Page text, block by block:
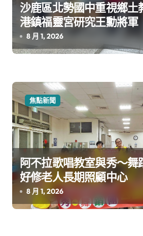
沙鹿區北勢國中重視鄉土教育
港鎮福靈宮研究王勳將軍
8 月 1, 2026
焦點新聞
阿不拉歌唱教室與秀～舞
好修老人長期照顧中心
8 月 1, 2026